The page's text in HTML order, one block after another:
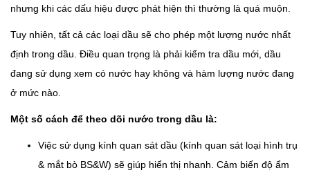
nhưng khi các dấu hiệu được phát hiện thì thường là quá muộn.
Tuy nhiên, tất cả các loại dầu sẽ cho phép một lượng nước nhất
định trong dầu. Điều quan trọng là phải kiểm tra dầu mới, dầu
đang sử dụng xem có nước hay không và hàm lượng nước đang
ở mức nào.
Một số cách để theo dõi nước trong dầu là:
Việc sử dụng kính quan sát dầu (kính quan sát loại hình trụ
& mắt bò BS&W) sẽ giúp hiển thị nhanh. Cảm biến độ ẩm